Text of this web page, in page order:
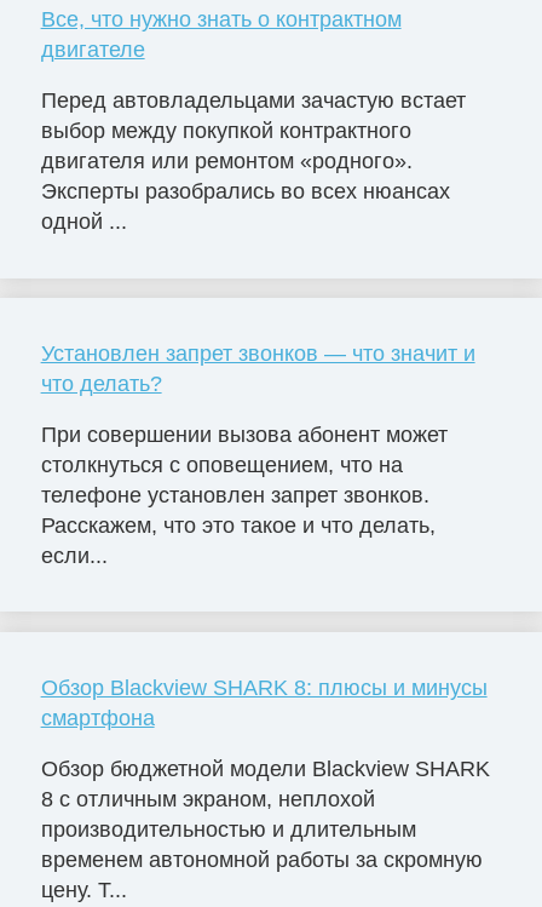
Все, что нужно знать о контрактном
двигателе
Перед автовладельцами зачастую встает
выбор между покупкой контрактного
двигателя или ремонтом «родного».
Эксперты разобрались во всех нюансах
одной ...
Установлен запрет звонков — что значит и
что делать?
При совершении вызова абонент может
столкнуться с оповещением, что на
телефоне установлен запрет звонков.
Расскажем, что это такое и что делать,
если...
Обзор Blackview SHARK 8: плюсы и минусы
смартфона
Обзор бюджетной модели Blackview SHARK
8 с отличным экраном, неплохой
производительностью и длительным
временем автономной работы за скромную
цену. Т...